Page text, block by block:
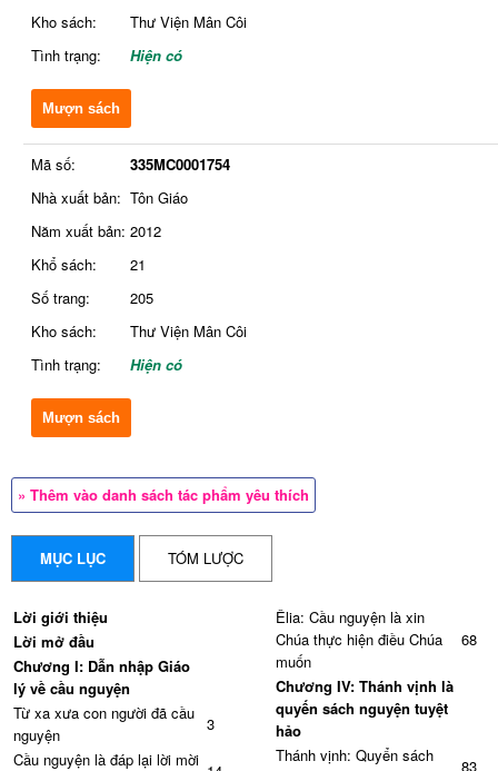
Kho sách:
Thư Viện Mân Côi
Tình trạng:
Hiện có
Mượn sách
Mã số:
335MC0001754
Nhà xuất bản: Tôn Giáo
Năm xuất bản: 2012
Khổ sách:
21
Số trang:
205
Kho sách:
Thư Viện Mân Côi
Tình trạng:
Hiện có
Mượn sách
» Thêm vào danh sách tác phẩm yêu thích
MỤC LỤC TÓM LƯỢC
Lời giới thiệu
Lời mở đầu
Chương I: Dẫn nhập Giáo
lý về cầu nguyện
Từ xa xưa con người đã cầu
nguyện
3
Cầu nguyện là đáp lại lời mời
Êlia: Cầu nguyện là xin
Chúa thực hiện điều Chúa
muốn
68
Chương IV: Thánh vịnh là
quyến sách nguyện tuyệt
hảo
Thánh vịnh: Quyển sách
83